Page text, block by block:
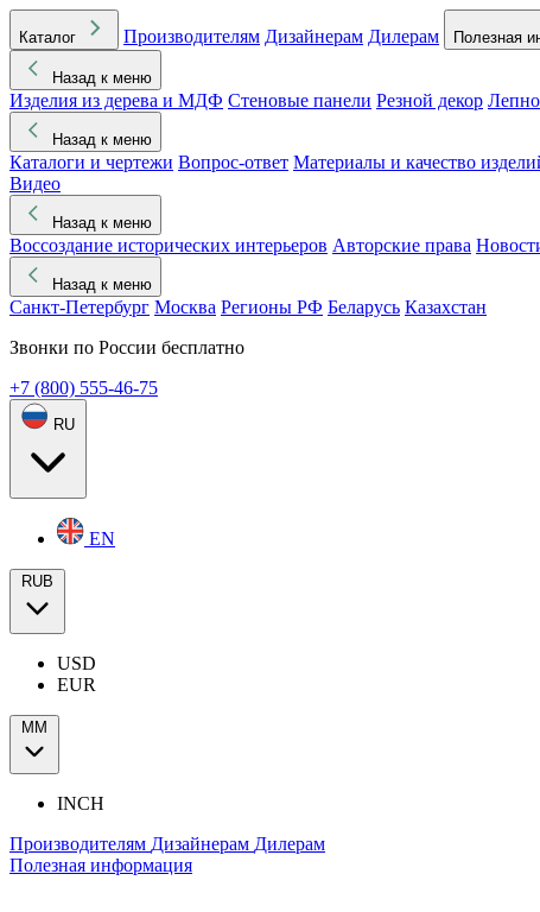
Каталог Производителям Дизайнерам Дилерам Полезная
Назад к меню
Изделия из дерева и МДФ Стеновые панели Резной декор
Назад к меню
Каталоги и чертежи Вопрос-ответ Материалы и качество
Видео
Назад к меню
Воссоздание исторических интерьеров Авторские права
Назад к меню
Санкт-Петербург Москва Регионы РФ Беларусь Казахстан
Звонки по России бесплатно
+7 (800) 555-46-75
RU
EN
RUB
USD
EUR
ММ
INCH
Производителям Дизайнерам Дилерам
Полезная информация